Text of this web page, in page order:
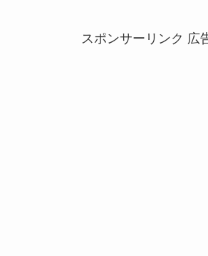
スポンサーリンク 広